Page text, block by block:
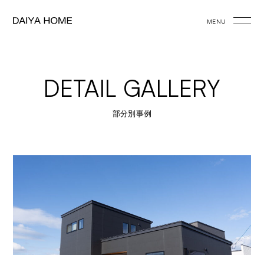
MENU
DETAIL GALLERY
部分別事例